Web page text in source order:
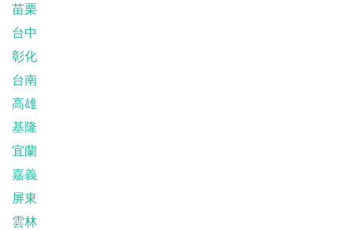
苗栗
台中
彰化
台南
高雄
基隆
宜蘭
嘉義
屏東
雲林